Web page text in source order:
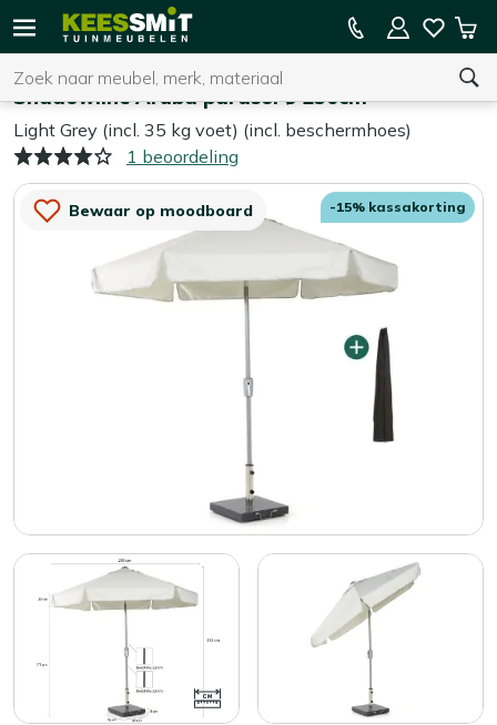
Kees
Tuinmeubelen
Zoeken
U heeft geen product(en) in uw winkelwagen.
15% kassakorting op de hele collectie
Shadowline Aruba parasol ø 250cm
Light Grey (incl. 35 kg voet) (incl. beschermhoes)
1 beoordeling
Bewaar op moodboard -15% kassakorting